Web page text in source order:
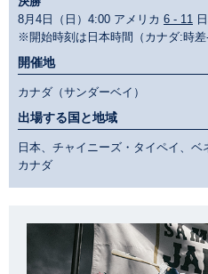
8月4日（日）4:00 アメリカ 6 - 11
※開始時刻は日本時間（カナダ:時差-
開催地
カナダ（サンダーベイ）
出場する国と地域
日本、チャイニーズ・タイペイ、ベ
カナダ